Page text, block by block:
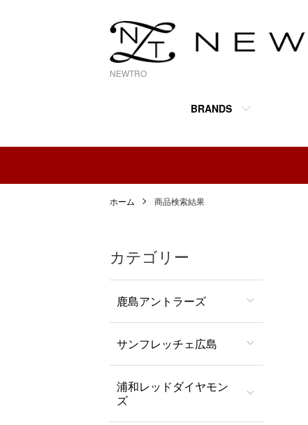
NEWTRO
BRANDS
ホーム 商品検索結果
カテゴリー
鹿島アントラーズ
サンフレッチェ広島
浦和レッドダイヤモン
ズ